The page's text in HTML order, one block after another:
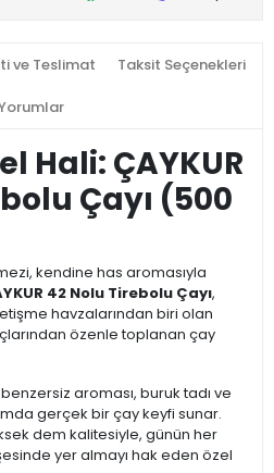
ve Teslimat Taksit Seçenekleri
Hali: ÇAYKUR
Çayı (500
kendine has aromasıyla
42 Nolu Tirebolu Çayı,
havzalarından biri olan
özenle toplanan çay
aroması, buruk tadı ve
gerçek bir çay keyfi sunar.
dem kalitesiyle, günün her
yer almayı hak eden özel